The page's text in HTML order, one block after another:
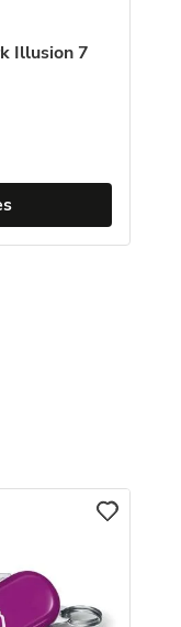
Illusion 7